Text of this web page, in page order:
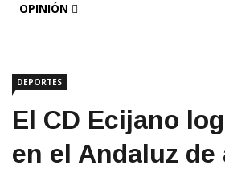
OPINIÓN
DEPORTES
El CD Ecijano
en el Andaluz